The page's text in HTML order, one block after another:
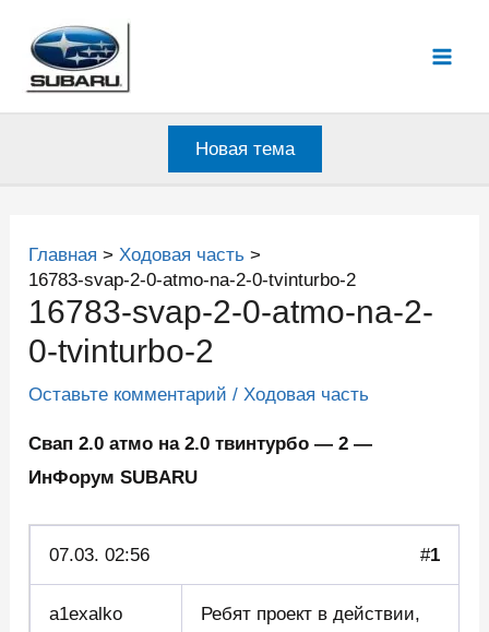
содержимому
Новая тема
Главная
Ходовая часть
16783-svap-2-0-atmo-na-2-0-tvinturbo-2
16783-svap-2-0-atmo-na-2-
0-tvinturbo-2
Оставьте комментарий /Ходовая часть
Свап 2.0 атмо на 2.0 твинтурбо — 2 —
ИнФорум SUBARU
07.03. 02:56 #1
a1exalko
Ребят проект в действии,